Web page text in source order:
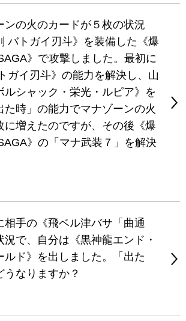
ンの火のカードが５枚の状況
バトガイ刃斗》を装備した《爆
》で攻撃しました。最初に
ガイ刃斗》の能力を解決し、山
ルシャック・栄光・ルピア》を
た時」の能力でマナゾーンの火
に増えたのですが、その後《爆
》の「マナ武装７」を解決
相手の《飛ベル津バサ「曲通
況で、自分は《黒神龍エンド・
ルド》を出しました。「出た
なりますか？